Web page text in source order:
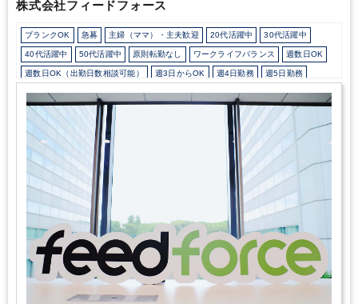
株式会社フィードフォース
ブランクOK 急募 主婦（ママ）・主夫歓迎 20代活躍中 30代活躍中
40代活躍中 50代活躍中 原則転勤なし ワークライフバランス 週数日OK
週数日OK（出勤日数相談可能） 週3日からOK 週4日勤務 週5日勤務
時短勤務の相談OK 勤務開始時間の相談OK 勤務終了時間の相談OK 朝遅め
10時以降出社OK 定時早め 1日5時間以内でもOK
時短OK 1日7時間未満勤務OK 扶養控除内 駅から徒歩5分以内
オフィスカジュアルOK 少人数の職場（所属部門の人数3人以下）
ルーティンワークがメイン 業務手順等のOJT
業界知識・専門用語等のOJT 完全週休2日制 英語力不要
freee